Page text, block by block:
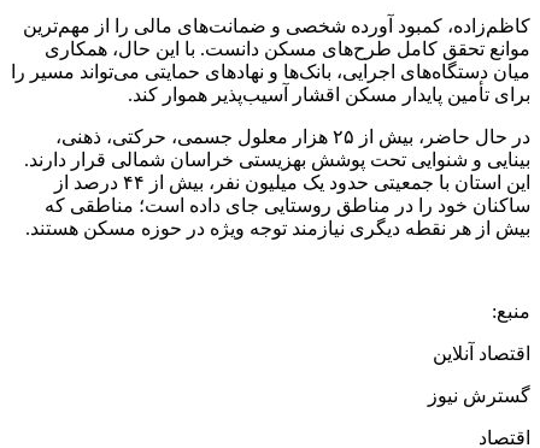
کاظم‌زاده، کمبود آورده شخصی و ضمانت‌های مالی را از مهم‌ترین
موانع تحقق کامل طرح‌های مسکن دانست. با این حال، همکاری
میان دستگاه‌های اجرایی، بانک‌ها و نهادهای حمایتی می‌تواند مسیر را
برای تأمین پایدار مسکن اقشار آسیب‌پذیر هموار کند.
در حال حاضر، بیش از ۲۵ هزار معلول جسمی، حرکتی، ذهنی،
بینایی و شنوایی تحت پوشش بهزیستی خراسان شمالی قرار دارند.
این استان با جمعیتی حدود یک میلیون نفر، بیش از ۴۴ درصد از
ساکنان خود را در مناطق روستایی جای داده است؛ مناطقی که
بیش از هر نقطه دیگری نیازمند توجه ویژه در حوزه مسکن هستند.
منبع:
اقتصاد آنلاین
گسترش نیوز
اقتصاد